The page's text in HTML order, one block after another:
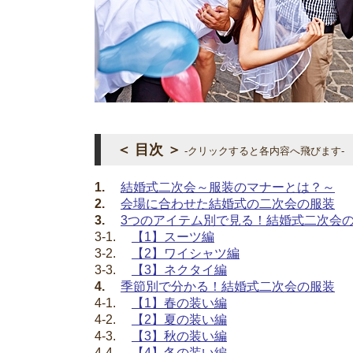
＜ 目次 ＞ -クリックすると各内容へ飛びます-
1.
結婚式二次会～服装のマナーとは？～
2.
会場に合わせた結婚式の二次会の服装
3.
3つのアイテム別で見る！結婚式二次会
3-1.
【1】スーツ編
3-2.
【2】ワイシャツ編
3-3.
【3】ネクタイ編
4.
季節別で分かる！結婚式二次会の服装
4-1.
【1】春の装い編
4-2.
【2】夏の装い編
4-3.
【3】秋の装い編